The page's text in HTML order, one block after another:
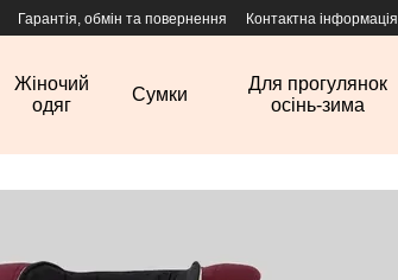
Гарантія, обмін та повернення Контактна інформація
Жіночий
одяг
Сумки
Для прогулянок
осінь-зима